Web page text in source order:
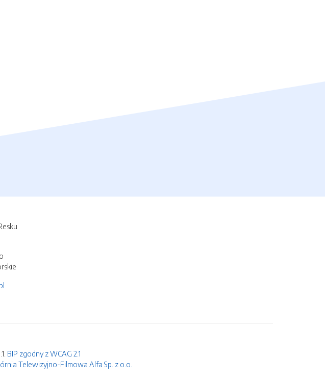
BIP zgodny z WCAG 2.1
Telewizyjno-Filmowa Alfa Sp. z o.o.